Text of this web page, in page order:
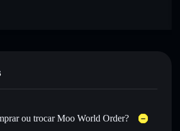
ou trocar Moo World Order?